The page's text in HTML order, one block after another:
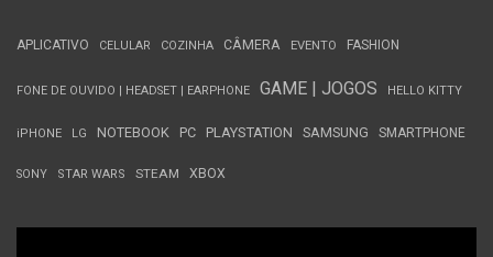
APLICATIVO CELULAR COZINHA CÂMERA EVENTO FASHION
FONE DE OUVIDO | HEADSET | EARPHONE GAME | JOGOS HELLO KITTY
iPHONE LG NOTEBOOK PC PLAYSTATION SAMSUNG SMARTPHONE
SONY STAR WARS STEAM XBOX